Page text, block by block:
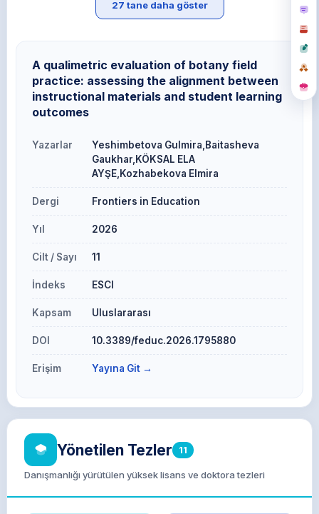
27 tane daha göster
A qualimetric evaluation of botany field
practice: assessing the alignment between
instructional materials and student learning
outcomes
Yazarlar
Yeshimbetova Gulmira,Baitasheva
Gaukhar,KÖKSAL ELA
AYŞE,Kozhabekova Elmira
Dergi Frontiers in Education
Yıl 2026
Cilt / Sayı 11
İndeks ESCI
Kapsam Uluslararası
DOI 10.3389/feduc.2026.1795880
Erişim Yayına Git →
Yönetilen Tezler 11
Danışmanlığı yürütülen yüksek lisans ve doktora tezleri